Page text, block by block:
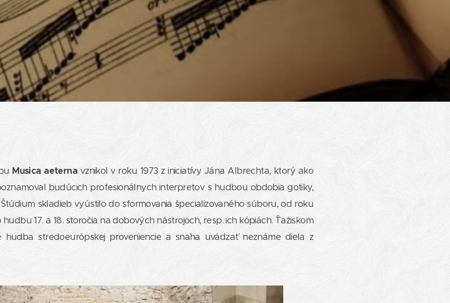
Musica aeterna vznikol v roku 1973 z iniciatívy Jána Albrechta, ktorý ako
budúcich profesionálnych interpretov s hudbou obdobia gotiky,
skladieb vyústilo do sformovania špecializovaného súboru, od roku
17. a 18. storočia na dobových nástrojoch, resp. ich kópiách. Ťažiskom
stredoeurópskej proveniencie a snaha uvádzať neznáme diela z